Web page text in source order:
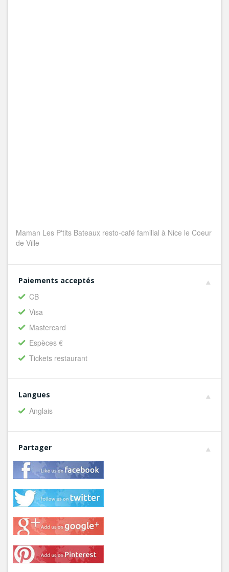
Maman Les P'tits Bateaux resto-café familial à Nice le Coeur
de Ville
Paiements acceptés
CB
Visa
Mastercard
Espèces €
Tickets restaurant
Langues
Anglais
Partager